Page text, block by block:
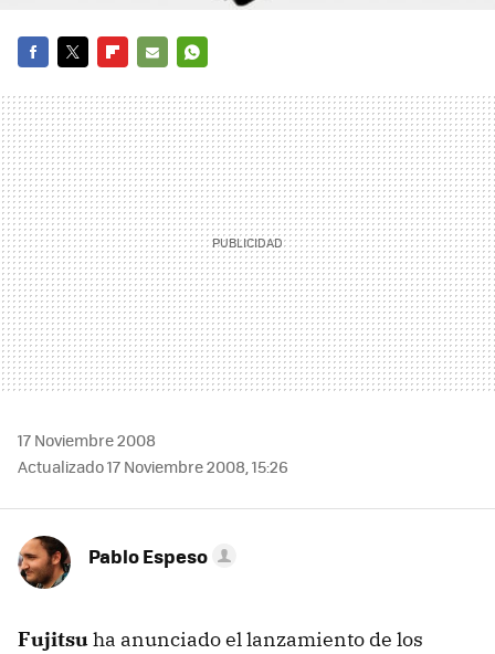
MAIL
17 Noviembre 2008
Actualizado 17 Noviembre 2008, 15:26
Pablo Espeso
Fujitsuha anunciado el lanzamiento de los